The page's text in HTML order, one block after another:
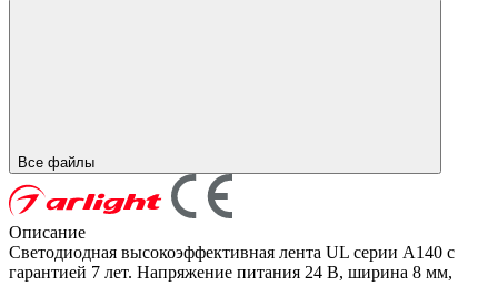
Все файлы
Описание
Светодиодная высокоэффективная лента UL серии A140 с
гарантией 7 лет. Напряжение питания 24 В, ширина 8 мм,